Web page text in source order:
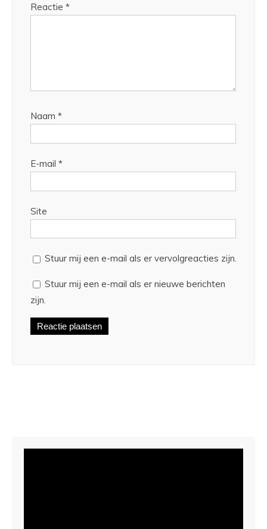
Reactie *
Naam *
E-mail *
Site
Stuur mij een e-mail als er vervolgreacties zijn.
Stuur mij een e-mail als er nieuwe berichten
zijn.